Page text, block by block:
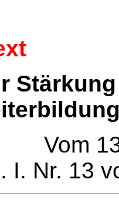
Vom
I. Nr. 13